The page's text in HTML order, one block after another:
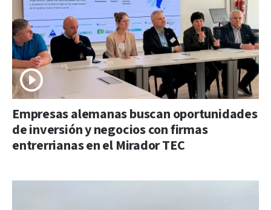
Empresas alemanas buscan oportunidades
de inversión y negocios con firmas
entrerrianas en el Mirador TEC